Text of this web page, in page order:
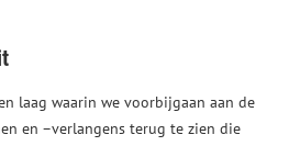
laag waarin we voorbijgaan aan de
en –verlangens terug te zien die